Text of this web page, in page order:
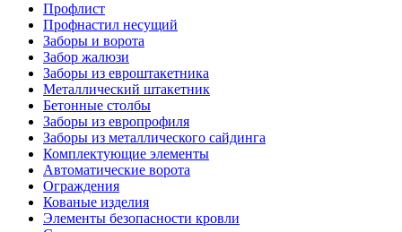
Профлист
Профнастил несущий
Заборы и ворота
Забор жалюзи
Заборы из евроштакетника
Металлический штакетник
Бетонные столбы
Заборы из европрофиля
Заборы из металлического сайдинга
Комплектующие элементы
Автоматические ворота
Ограждения
Кованые изделия
Элементы безопасности кровли